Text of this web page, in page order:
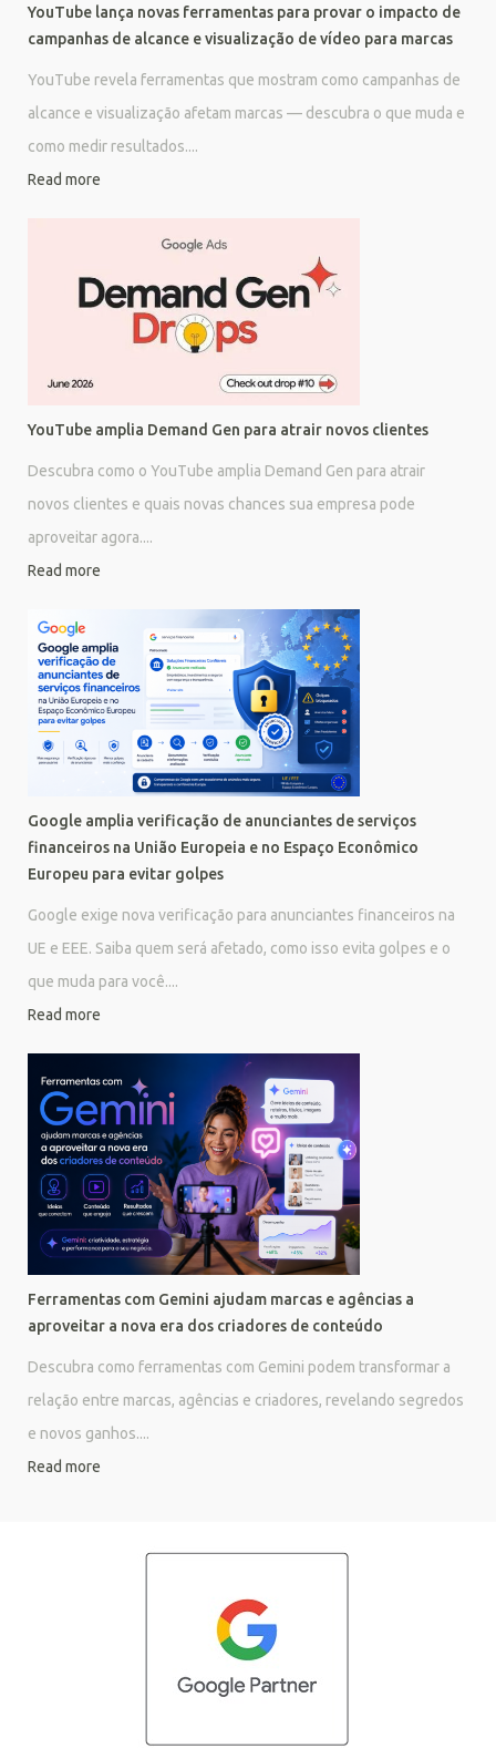
YouTube lança novas ferramentas para provar o impacto de
campanhas de alcance e visualização de vídeo para marcas
YouTube revela ferramentas que mostram como campanhas de
alcance e visualização afetam marcas — descubra o que muda e
como medir resultados....
Read more
YouTube amplia Demand Gen para atrair novos clientes
Descubra como o YouTube amplia Demand Gen para atrair
novos clientes e quais novas chances sua empresa pode
aproveitar agora....
Read more
Google amplia verificação de anunciantes de serviços
financeiros na União Europeia e no Espaço Econômico
Europeu para evitar golpes
Google exige nova verificação para anunciantes financeiros na
UE e EEE. Saiba quem será afetado, como isso evita golpes e o
que muda para você....
Read more
Ferramentas com Gemini ajudam marcas e agências a
aproveitar a nova era dos criadores de conteúdo
Descubra como ferramentas com Gemini podem transformar a
relação entre marcas, agências e criadores, revelando segredos
e novos ganhos....
Read more